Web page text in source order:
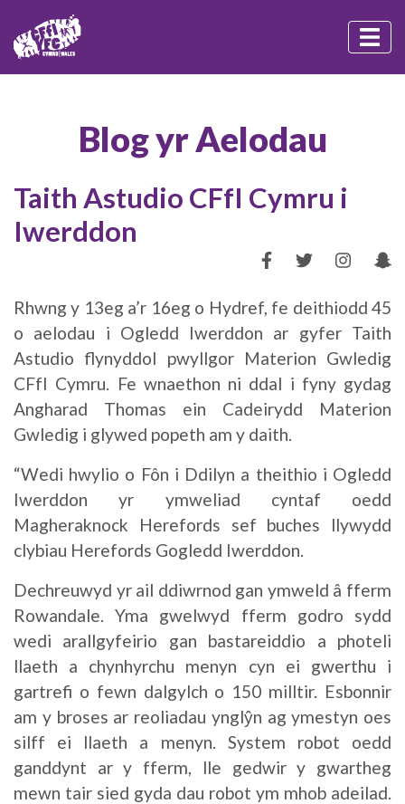
Blog yr Aelodau
Taith Astudio CFfI Cymru i
Iwerddon
Rhwng y 13eg a’r 16eg o Hydref, fe deithiodd 45
o aelodau i Ogledd Iwerddon ar gyfer Taith
Astudio flynyddol pwyllgor Materion Gwledig
CFfI Cymru. Fe wnaethon ni ddal i fyny gydag
Angharad Thomas ein Cadeirydd Materion
Gwledig i glywed popeth am y daith.
“Wedi hwylio o Fôn i Ddilyn a theithio i Ogledd
Iwerddon yr ymweliad cyntaf oedd
Magheraknock Herefords sef buches llywydd
clybiau Herefords Gogledd Iwerddon.
Dechreuwyd yr ail ddiwrnod gan ymweld â fferm
Rowandale. Yma gwelwyd fferm godro sydd
wedi arallgyfeirio gan bastareiddio a photeli
llaeth a chynhyrchu menyn cyn ei gwerthu i
gartrefi o fewn dalgylch o 150 milltir. Esbonnir
am y broses ar reoliadau ynglŷn ag ymestyn oes
silff ei llaeth a menyn. System robot oedd
ganddynt ar y fferm, lle gedwir y gwartheg
mewn tair sied gyda dau robot ym mhob adeilad.